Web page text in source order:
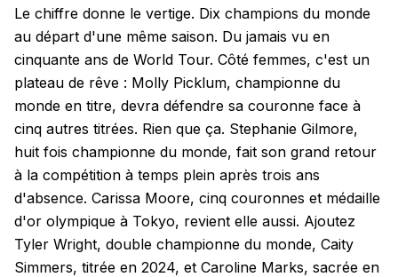
Le chiffre donne le vertige. Dix champions du monde
au départ d'une même saison. Du jamais vu en
cinquante ans de World Tour. Côté femmes, c'est un
plateau de rêve : Molly Picklum, championne du
monde en titre, devra défendre sa couronne face à
cinq autres titrées. Rien que ça. Stephanie Gilmore,
huit fois championne du monde, fait son grand retour
à la compétition à temps plein après trois ans
d'absence. Carissa Moore, cinq couronnes et médaille
d'or olympique à Tokyo, revient elle aussi. Ajoutez
Tyler Wright, double championne du monde, Caity
Simmers, titrée en 2024, et Caroline Marks, sacrée en